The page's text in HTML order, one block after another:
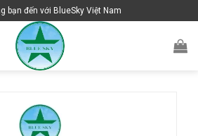
bạn đến với BlueSky Việt Nam